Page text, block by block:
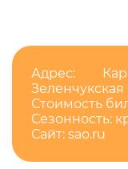
Адрес:
Зеленчукская
Стоимость
Сезонность:
Сайт: sao.ru